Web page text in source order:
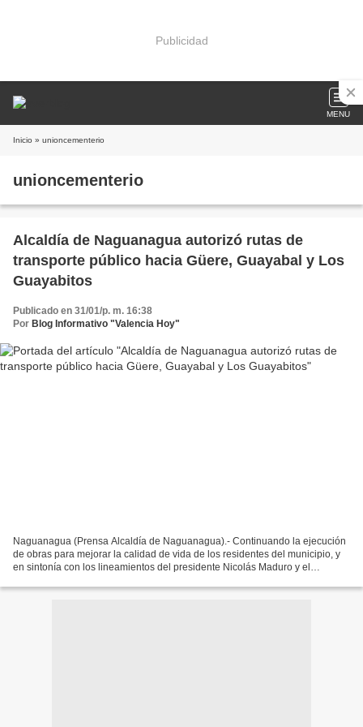
Publicidad
MENU
Inicio » unioncementerio
unioncementerio
Alcaldía de Naguanagua autorizó rutas de
transporte público hacia Güere, Guayabal y Los
Guayabitos
Publicado en 31/01/p. m. 16:38
Por Blog Informativo "Valencia Hoy"
Naguanagua (Prensa Alcaldía de Naguanagua).- Continuando la ejecución
de obras para mejorar la calidad de vida de los residentes del municipio, y
en sintonía con los lineamientos del presidente Nicolás Maduro y el